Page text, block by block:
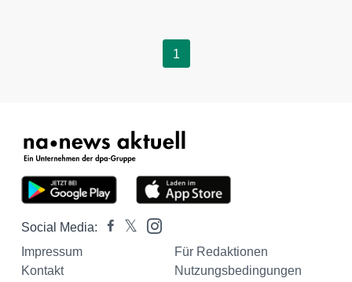
1
Social Media:
Impressum
Für Redaktionen
Kontakt
Nutzungsbedingungen